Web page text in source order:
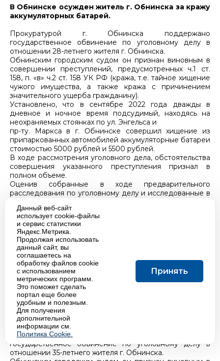
В Обнинске осужден житель г. Обнинска за кражу
аккумуляторных батарей.
Прокуратурой г. Обнинска поддержано
государственное обвинение по уголовному делу в
отношении 28-летнего жителя г. Обнинска.
Обнинским городским судом он признан виновным в
совершении преступлений, предусмотренных ч.1 ст.
158, п. «в» ч.2 ст. 158 УК РФ (кража, т.е. тайное хищение
чужого имущества, а также кража с причинением
значительного ущерба гражданину).
Установлено, что в сентябре 2022 года дважды в
дневное и ночное время подсудимый, находясь на
неохраняемых стоянках по ул. Энгельса и
пр-ту. Маркса в г. Обнинске совершил хищение из
припаркованных автомобилей аккумуляторные батареи
стоимостью 5000 рублей и 5500 рублей.
В ходе рассмотрения уголовного дела, обстоятельства
совершения указанного преступления признал в
полном объеме.
Оценив собранные в ходе предварительного
расследования по уголовному делу и исследованные в
мнением государственного обвинителя о
доказанности вины подсудимого в совершении
инкриминируемого ему преступления.
Лишь с учетом наличия ряда смягчающих наказание
обстоятельств и отсутствия отягчающих обстоятельств,
виновному назначено наказание в виде 7 месяцев
исправительных работ с удержанием из заработной
платы осужденного 10 % в доход государства.
В Обнинске осужден житель г. Обнинска за
применение насилия в отношении представителя
власти.
Прокуратурой г. Обнинска поддержано
государственное обвинение по уголовному делу в
отношении 35-летнего жителя г. Обнинска.
Данный веб-сайт
использует cookie-файлы
и сервис статистики
Яндекс.Метрика.
Продолжая использовать
данный сайт, вы
соглашаетесь на
обработку файлов cookie
с использованием
метрических программ.
Это поможет сделать
портал еще более
удобным и полезным.
Для получения
дополнительной
информации см.
Политика Cookie.
Принять